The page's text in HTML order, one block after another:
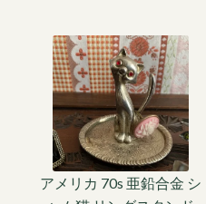
アメリカ 70s 亜鉛合金 シ